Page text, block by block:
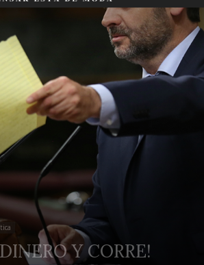
Y CORRE!